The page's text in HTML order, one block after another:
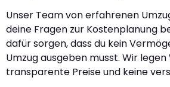
Unser Team von erfahrenen
deine Fragen zur Kostenplanung
dafür sorgen, dass du kein
Umzug ausgeben musst. Wir
transparente Preise und keine